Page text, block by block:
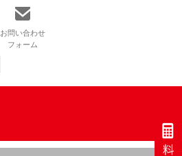
お問い合わせ
フォーム